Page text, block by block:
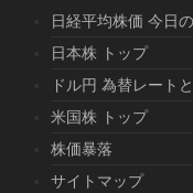
日経平均株価 今日
日本株 トップ
ドル円 為替レート
米国株 トップ
株価暴落
サイトマップ